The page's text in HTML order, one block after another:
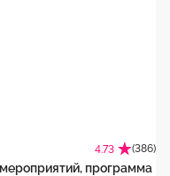
4.73 (386)
программа